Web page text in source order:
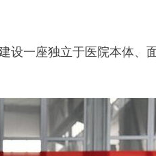
一座独立于医院本体、